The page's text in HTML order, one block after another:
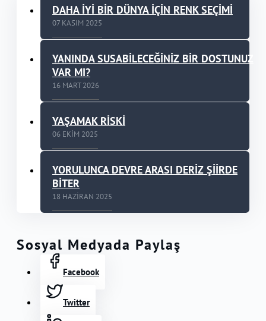
DAHA İYİ BİR DÜNYA İÇİN RENK SEÇİMİ
07 KASIM 2025
YANINDA SUSABİLECEĞİNİZ BİR DOSTUNUZ
VAR MI?
16 MART 2026
YAŞAMAK RİSKİ
06 EKIM 2025
YORULUNCA DEVRE ARASI DERİZ ŞİİRDE
BİTER
18 HAZIRAN 2025
Sosyal Medyada Paylaş
Facebook
Twitter